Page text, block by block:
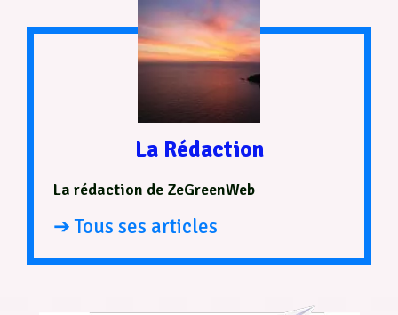
La Rédaction
La rédaction de ZeGreenWeb
➔ Tous ses articles